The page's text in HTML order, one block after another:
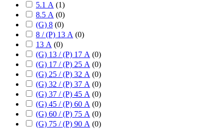
5.1 А (1)
8.5 А (0)
(G) 8 (0)
8 / (P) 13 А (0)
13 А (0)
(G) 13 / (P) 17 А (0)
(G) 17 / (P) 25 А (0)
(G) 25 / (P) 32 А (0)
(G) 32 / (P) 37 А (0)
(G) 37 / (P) 45 А (0)
(G) 45 / (P) 60 А (0)
(G) 60 / (P) 75 А (0)
(G) 75 / (P) 90 А (0)